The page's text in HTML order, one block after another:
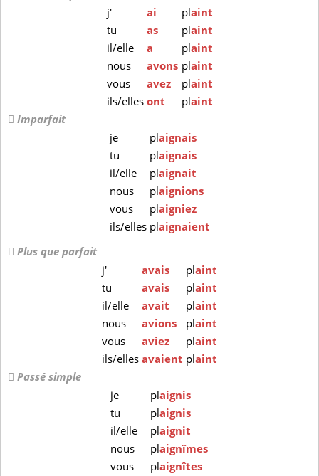
j'
ai plaint
tu
as plaint
il/elle
a plaint
nous
avons plaint
vous
avez plaint
ils/elles ont plaint
Imparfait
je
plaignais
tu
plaignais
il/elle
plaignait
nous
plaignions
vous
plaigniez
ils/elles plaignaient
Plus que parfait
j'
avais plaint
tu
avais plaint
il/elle
avait plaint
nous
avions plaint
vous
aviez plaint
ils/ellesavaient plaint
Passé simple
je
plaignis
tu
plaignis
il/elle
plaignit
nous
plaignîmes
vous
plaignîtes